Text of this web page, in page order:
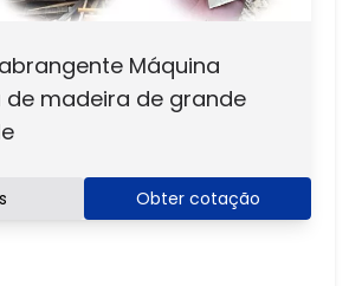
Máquina
madeira de grande
Obter cotação